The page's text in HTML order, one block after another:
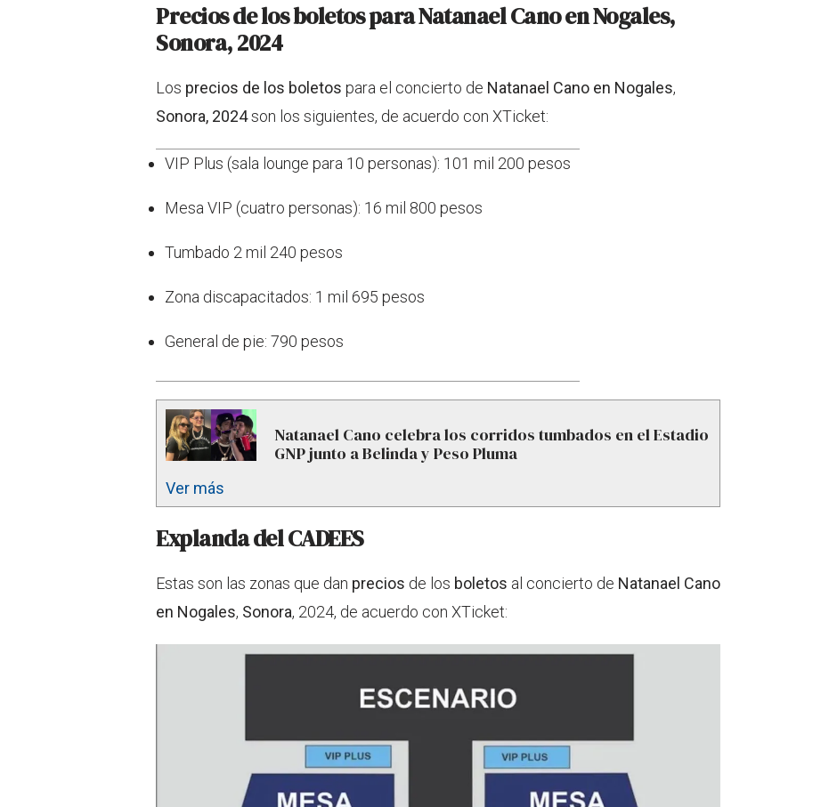
Precios de los boletos para Natanael Cano en Nogales,
Sonora, 2024
Los precios de los boletos para el concierto de Natanael Cano en Nogales,
Sonora, 2024son los siguientes, de acuerdo con XTicket:
VIP Plus (sala lounge para 10 personas): 101 mil 200 pesos
Mesa VIP (cuatro personas): 16 mil 800 pesos
Tumbado 2 mil 240 pesos
Zona discapacitados: 1 mil 695 pesos
General de pie: 790 pesos
Natanael Cano celebra los corridos tumbados en el Estadio
GNP junto a Belinda y Peso Pluma
Ver más
Explanda del CADEES
Estas son las zonas que dan precios de los boletos al concierto de Natanael Cano
en Nogales, Sonora, 2024, de acuerdo con XTicket: